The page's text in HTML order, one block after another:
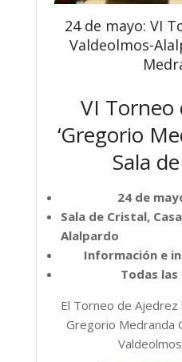
24 de mayo: VI
Valdeolmos-
VI Torneo
‘Gregorio
Sala
24 de
Sala de Cristal,
Alalpardo
Información e
Todas las
El Torneo de
Gregorio Medranda